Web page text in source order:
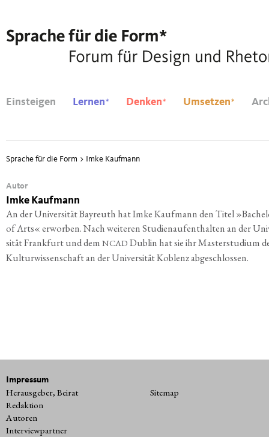
Einsteigen Lernen* Denken* Umsetzen*
Sprache für die Form > Imke Kaufmann
Autor
Imke Kaufmann
An der Uni­ver­si­tät Bay­reuth hat Imke Kauf­mann den Titel
of Arts« erwor­ben. Nach wei­te­ren Stu­di­en­auf­ent­hal­ten an der
si­tät Frank­furt und dem NCAD Dub­lin hat sie ihr Mas­ter­stu­di­um
Kul­tur­wis­sen­schaft an der Uni­ver­si­tät Koblenz abgeschlossen.
Impressum
Herausgeber, Beirat
Redaktion
Autoren
Interviewpartner
Sitemap